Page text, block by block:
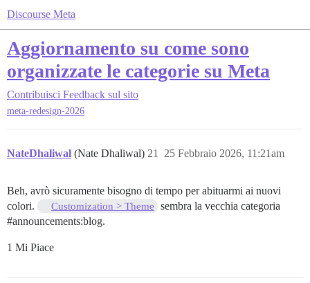
Discourse Meta
Aggiornamento su come sono
organizzate le categorie su Meta
Contribuisci Feedback sul sito
meta-redesign-2026
NateDhaliwal (Nate Dhaliwal) 25 Febbraio 2026, 11:21am
21
Beh, avrò sicuramente bisogno di tempo per abituarmi ai nuovi
colori.
Customization > Theme
sembra la vecchia categoria
#announcements:blog.
1 Mi Piace